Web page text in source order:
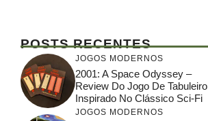
POSTS RECENTES
JOGOS MODERNOS
2001: A Space Odyssey –
Review Do Jogo De Tabuleiro
Inspirado No Clássico Sci-Fi
JOGOS MODERNOS